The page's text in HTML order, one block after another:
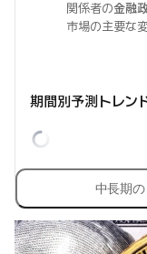
関係者の金融
市場の主要な
期間別予測トレン
中長期